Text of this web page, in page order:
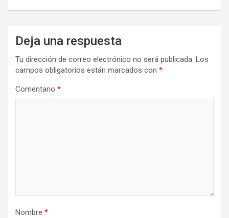
Deja una respuesta
Tu dirección de correo electrónico no será publicada. Los
campos obligatorios están marcados con *
Comentario *
Nombre *